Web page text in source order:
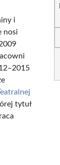
i
nosi
tytuł